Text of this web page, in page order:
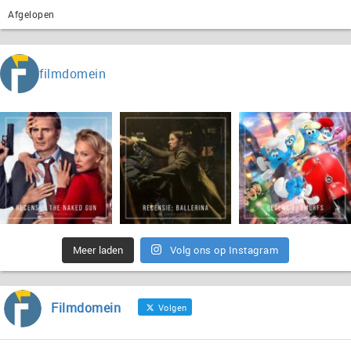
Afgelopen
filmdomein
Meer laden Volg ons op Instagram
Filmdomein Volgen